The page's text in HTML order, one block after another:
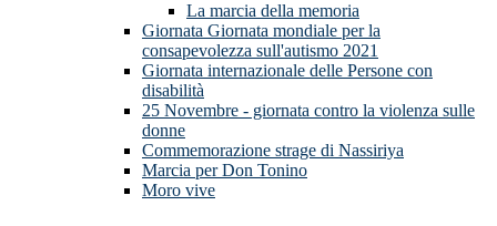
La marcia della memoria
Giornata Giornata mondiale per la
consapevolezza sull'autismo 2021
Giornata internazionale delle Persone con
disabilità
25 Novembre - giornata contro la violenza sulle
donne
Commemorazione strage di Nassiriya
Marcia per Don Tonino
Moro vive